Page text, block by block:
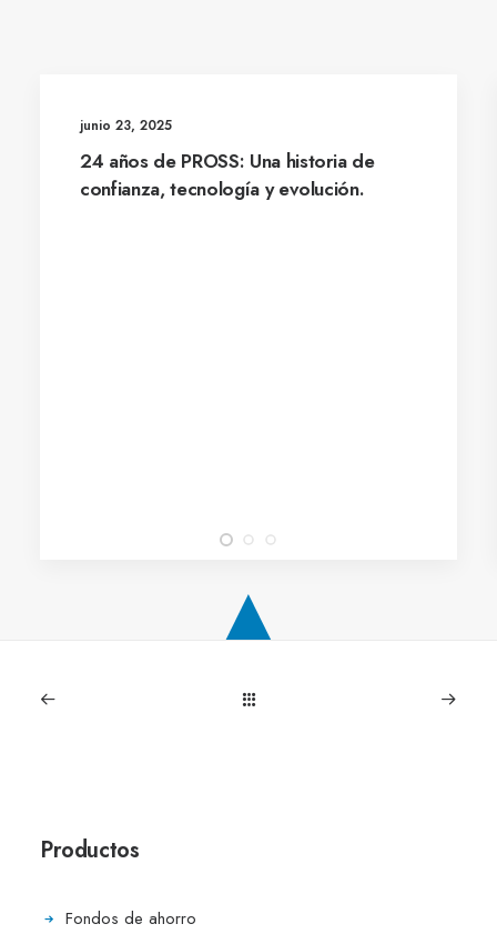
junio 23, 2025
24 años de PROSS: Una historia de
confianza, tecnología y evolución.
Productos
Fondos de ahorro